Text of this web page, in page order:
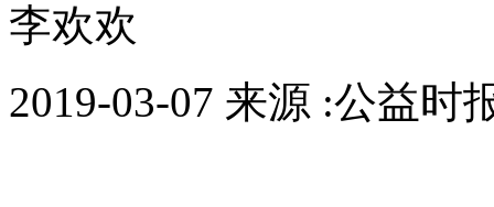
李欢欢
2019-03-07 来源 :公益时